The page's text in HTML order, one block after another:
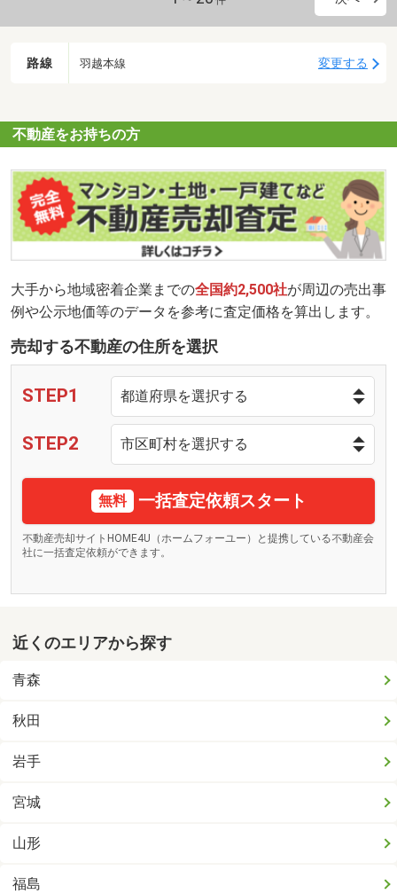
路線 羽越本線 変更する
不動産をお持ちの方
大手から地域密着企業までの全国約2,500社が周辺の売出事
例や公示地価等のデータを参考に査定価格を算出します。
売却する不動産の住所を選択
STEP1
STEP2
無料 一括査定依頼スタート
不動産売却サイトHOME4U（ホームフォーユー）と提携している不動産会
社に一括査定依頼ができます。
近くのエリアから探す
青森
秋田
岩手
宮城
山形
福島